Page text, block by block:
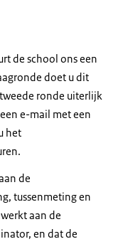
de school ons een
doet u dit
ronde uiterlijk
e-mail met een
het
de
tussenmeting en
aan de
en dat de